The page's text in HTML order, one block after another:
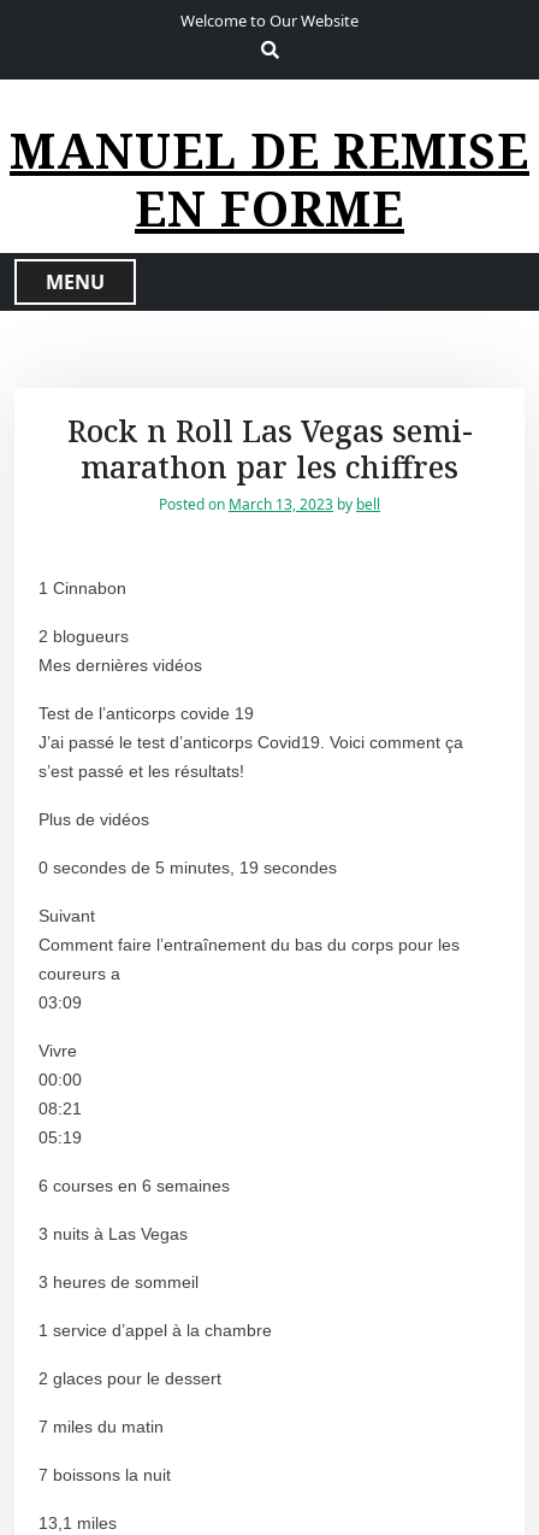
Welcome to Our Website
MANUEL DE REMISE
EN FORME
MENU
Rock n Roll Las Vegas semi-
marathon par les chiffres
Posted on March 13, 2023 by bell
1 Cinnabon
2 blogueurs
Mes dernières vidéos
Test de l’anticorps covide 19
J’ai passé le test d’anticorps Covid19. Voici comment ça
s’est passé et les résultats!
Plus de vidéos
0 secondes de 5 minutes, 19 secondes
Suivant
Comment faire l’entraînement du bas du corps pour les
coureurs a
03:09
Vivre
00:00
08:21
05:19
6 courses en 6 semaines
3 nuits à Las Vegas
3 heures de sommeil
1 service d’appel à la chambre
2 glaces pour le dessert
7 miles du matin
7 boissons la nuit
13,1 miles